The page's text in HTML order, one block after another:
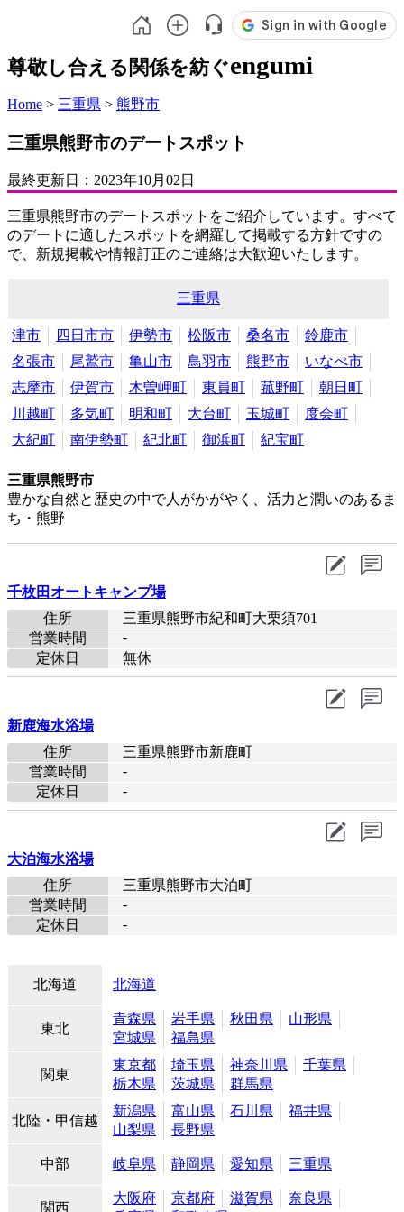
尊敬し合える関係を紡ぐengumi
Home > 三重県 > 熊野市
三重県熊野市のデートスポット
最終更新日： 2023年10月02日
三重県熊野市のデートスポットをご紹介しています。すべて
のデートに適したスポットを網羅して掲載する方針ですの
で、新規掲載や情報訂正のご連絡は大歓迎いたします。
三重県
津市 四日市市 伊勢市 松阪市 桑名市
鈴鹿市
名張市
尾鷲市 亀山市 鳥羽市 熊野市
いなべ市
志摩市
伊賀市 木曽岬町 東員町 菰野町
朝日町
川越町
多気町 明和町 大台町 玉城町
度会町
大紀町
南伊勢町 紀北町 御浜町 紀宝町
三重県熊野市
豊かな自然と歴史の中で人がかがやく、活力と潤いのあるま
ち・熊野
千枚田オートキャンプ場
住所
三重県熊野市紀和町大栗須701
営業時間
-
定休日
無休
新鹿海水浴場
住所
三重県熊野市新鹿町
営業時間
-
定休日
-
大泊海水浴場
住所
三重県熊野市大泊町
営業時間
-
定休日
-
北海道 北海道
東北
青森県 岩手県 秋田県
山形県
宮城県
福島県
関東
東京都 埼玉県 神奈川県
千葉県
栃木県
茨城県 群馬県
北陸・甲信越
新潟県 富山県 石川県
福井県
山梨県
長野県
中部 岐阜県 静岡県 愛知県 三重県
関西
大阪府 京都府 滋賀県
奈良県